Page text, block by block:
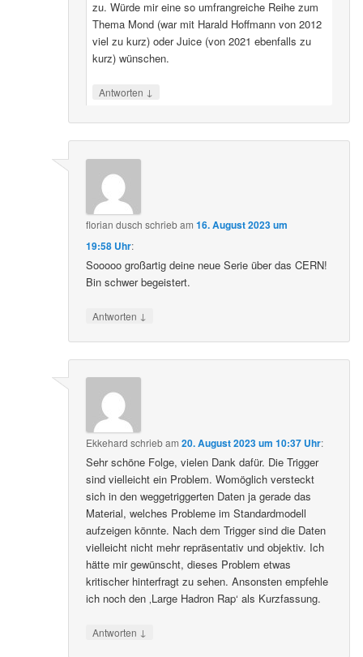
zu. Würde mir eine so umfrangreiche Reihe zum
Thema Mond (war mit Harald Hoffmann von 2012
viel zu kurz) oder Juice (von 2021 ebenfalls zu
kurz) wünschen.
Antworten ↓
florian dusch schriebam16. August 2023 um
19:58 Uhr:
Sooooo großartig deine neue Serie über das CERN!
Bin schwer begeistert.
Antworten ↓
Ekkehard schriebam20. August 2023 um 10:37 Uhr:
Sehr schöne Folge, vielen Dank dafür. Die Trigger
sind vielleicht ein Problem. Womöglich versteckt
sich in den weggetriggerten Daten ja gerade das
Material, welches Probleme im Standardmodell
aufzeigen könnte. Nach dem Trigger sind die Daten
vielleicht nicht mehr repräsentativ und objektiv. Ich
hätte mir gewünscht, dieses Problem etwas
kritischer hinterfragt zu sehen. Ansonsten empfehle
ich noch den ‚Large Hadron Rap‘ als Kurzfassung.
Antworten ↓